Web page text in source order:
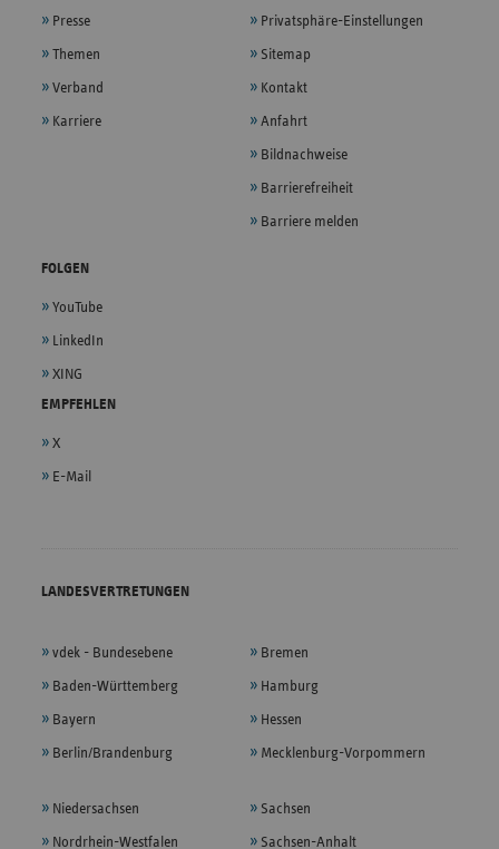
Presse
Themen
Verband
Karriere
Privatsphäre-Einstellungen
Sitemap
Kontakt
Anfahrt
Bildnachweise
Barrierefreiheit
Barriere melden
FOLGEN
YouTube
LinkedIn
XING
EMPFEHLEN
X
E-Mail
LANDESVERTRETUNGEN
vdek - Bundesebene
Baden-Württemberg
Bayern
Berlin/Brandenburg
Bremen
Hamburg
Hessen
Mecklenburg-Vorpommern
Niedersachsen
Nordrhein-Westfalen
Sachsen
Sachsen-Anhalt